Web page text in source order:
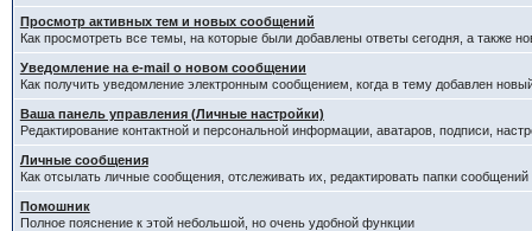
Просмотр активных тем и новых сообщений
Как просмотреть все темы, на которые были добавлены ответы сегодня, а также
Уведомление на е-mail о новом сообщении
Как получить уведомление электронным сообщением, когда в тему добавлен
Ваша панель управления (Личные настройки)
Редактирование контактной и персональной информации, аватаров, подписи,
Личные сообщения
Как отсылать личные сообщения, отслеживать их, редактировать папки
Помошник
Полное пояснение к этой небольшой, но очень удобной функции